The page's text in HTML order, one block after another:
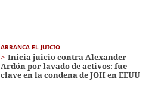
ARRANCA EL JUICIO
Inicia juicio contra Alexander
Ardón por lavado de activos: fue
clave en la condena de JOH en EEUU